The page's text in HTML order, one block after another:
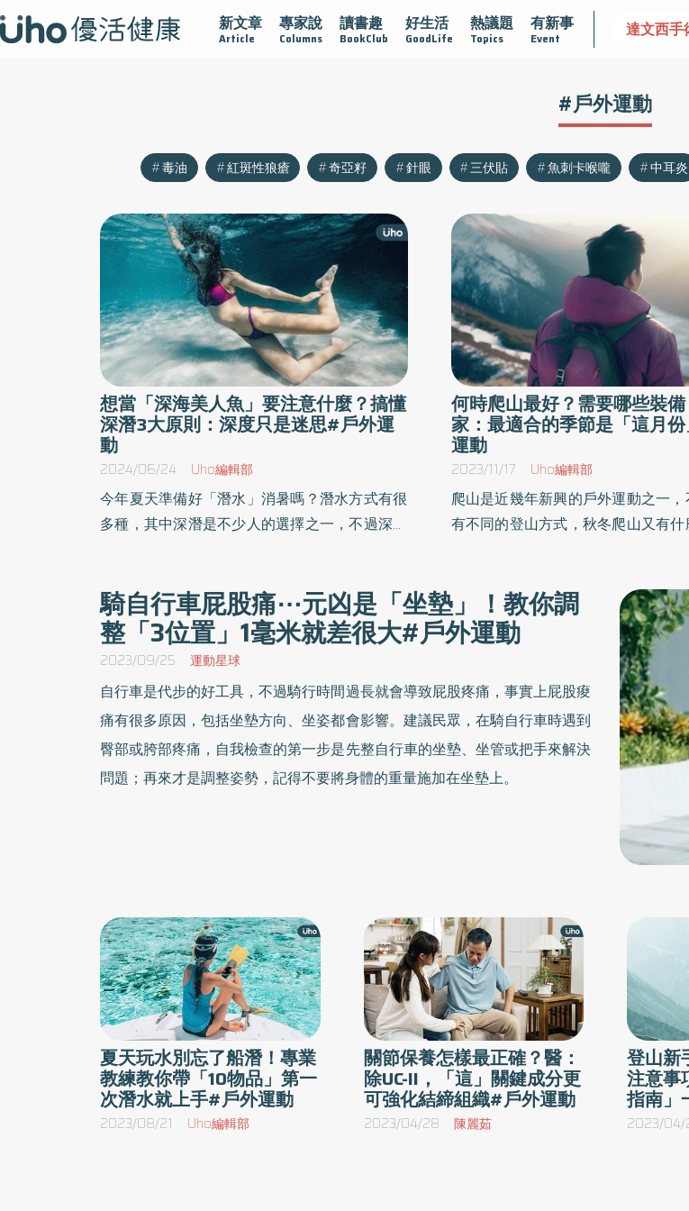
新文章
Article
專家說
Columns
讀書趣
BookClub
好生活
GoodLife
熱議題
Topics
有新事
Event
黏 守護腺在 疫情保衛戰 再生醫學 愛的未來視 認識攝護腺肥大 守護骨骼健康 達文西手
#戶外運動
毒油 紅斑性狼瘡 奇亞籽 針眼 三伏貼 魚刺卡喉嚨 中耳炎
想當「深海美人魚」要注意什麼？搞懂
深潛3大原則：深度只是迷思#戶外運
動
2024/06/24 Uho編輯部
今年夏天準備好「潛水」消暑嗎？潛水方式有很
多種，其中深潛是不少人的選擇之一，不過深淺
識，包括怎麼玩潛水最安全好玩？需要哪些裝備
與知識？幫助讀者了解潛水的樂趣。以下為原書
摘文：
何時爬山最好？需要哪些裝
家：最適合的季節是「這月
運動
2023/11/17 Uho編輯部
爬山是近幾年新興的戶外運動之一
有不同的登山方式，秋冬爬山又有什
中，分享登山會遇到的疑難雜症，
體溫過低、凍傷、皮膚問題的預防及
登山時需預防及警惕的事項，讓民眾
騎自行車屁股痛⋯元凶是「坐墊」！教你調
整「3位置」1毫米就差很大#戶外運動
2023/09/25 運動星球
自行車是代步的好工具，不過騎行時間過長就會導致屁股疼痛，事實上屁股痠
痛有很多原因，包括坐墊方向、坐姿都會影響。建議民眾，在騎自行車時遇到
臀部或胯部疼痛，自我檢查的第一步是先整自行車的坐墊、坐管或把手來解決
問題；再來才是調整姿勢，記得不要將身體的重量施加在坐墊上。
夏天玩水別忘了船潛！專業
教練教你帶「10物品」第一
次潛水就上手#戶外運動
2023/08/21 Uho編輯部
關節保養怎樣最正確？醫：
除UC-II，「這」關鍵成分更
可強化結締組織#戶外運動
2023/04/28 陳麗茹
登山新
注意事
指南」
2023/04/